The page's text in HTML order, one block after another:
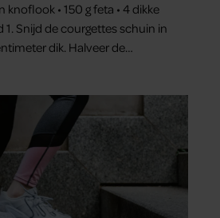
knoflook • 150 g feta • 4 dikke
Snijd de courgettes schuin in
dik. Halveer de